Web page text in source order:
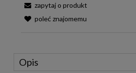
zapytaj o produkt
poleć znajomemu
Opis